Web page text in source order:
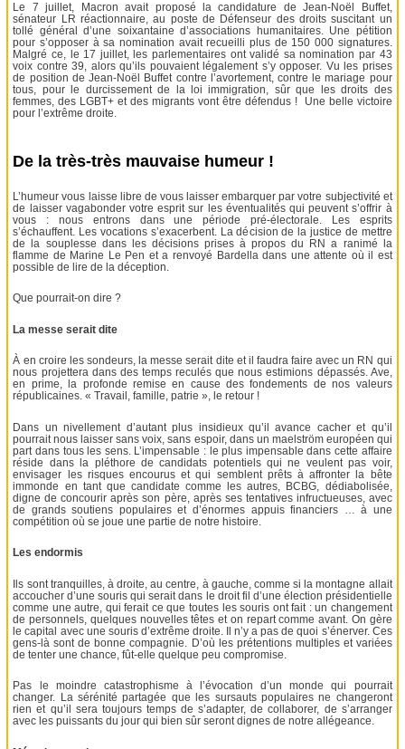
Le 7 juillet, Macron avait proposé la candidature de Jean-Noël Buffet,
sénateur LR réactionnaire, au poste de Défenseur des droits suscitant un
tollé général d’une soixantaine d’associations humanitaires. Une pétition
pour s’opposer à sa nomination avait recueilli plus de 150 000 signatures.
Malgré ce, le 17 juillet, les parlementaires ont validé sa nomination par 43
voix contre 39, alors qu’ils pouvaient légalement s’y opposer. Vu les prises
de position de Jean-Noël Buffet contre l’avortement, contre le mariage pour
tous, pour le durcissement de la loi immigration, sûr que les droits des
femmes, des LGBT+ et des migrants vont être défendus ! Une belle victoire
pour l’extrême droite.
De la très-très mauvaise humeur !
L’humeur vous laisse libre de vous laisser embarquer par votre subjectivité et
de laisser vagabonder votre esprit sur les éventualités qui peuvent s’offrir à
vous : nous entrons dans une période pré-électorale. Les esprits
s’échauffent. Les vocations s’exacerbent. La décision de la justice de mettre
de la souplesse dans les décisions prises à propos du RN a ranimé la
flamme de Marine Le Pen et a renvoyé Bardella dans une attente où il est
possible de lire de la déception.
Que pourrait-on dire ?
La messe serait dite
À en croire les sondeurs, la messe serait dite et il faudra faire avec un RN qui
nous projettera dans des temps reculés que nous estimions dépassés. Ave,
en prime, la profonde remise en cause des fondements de nos valeurs
républicaines. « Travail, famille, patrie », le retour !
Dans un nivellement d’autant plus insidieux qu’il avance cacher et qu’il
pourrait nous laisser sans voix, sans espoir, dans un maelström européen qui
part dans tous les sens. L’impensable : le plus impensable dans cette affaire
réside dans la pléthore de candidats potentiels qui ne veulent pas voir,
envisager les risques encourus et qui semblent prêts à affronter la bête
immonde en tant que candidate comme les autres, BCBG, dédiabolisée,
digne de concourir après son père, après ses tentatives infructueuses, avec
de grands soutiens populaires et d’énormes appuis financiers … à une
compétition où se joue une partie de notre histoire.
Les endormis
Ils sont tranquilles, à droite, au centre, à gauche, comme si la montagne allait
accoucher d’une souris qui serait dans le droit fil d’une élection présidentielle
comme une autre, qui ferait ce que toutes les souris ont fait : un changement
de personnels, quelques nouvelles têtes et on repart comme avant. On gère
le capital avec une souris d’extrême droite. Il n’y a pas de quoi s’énerver. Ces
gens-là sont de bonne compagnie. D’où les prétentions multiples et variées
de tenter une chance, fût-elle quelque peu compromise.
Pas le moindre catastrophisme à l’évocation d’un monde qui pourrait
changer. La sérénité partagée que les sursauts populaires ne changeront
rien et qu’il sera toujours temps de s’adapter, de collaborer, de s’arranger
avec les puissants du jour qui bien sûr seront dignes de notre allégeance.